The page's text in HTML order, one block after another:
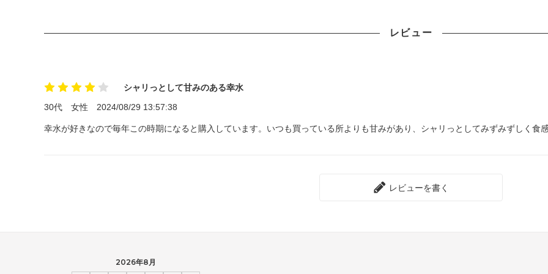
レビュー
シャリっとして甘みのある幸水
30代 女性 2024/08/29 13:57:38
幸水が好きなので毎年この時期になると購入しています。いつも買っている所よりも甘みがあり、シャリっとしてみずみずしく食感
レビューを書く
2026年8月